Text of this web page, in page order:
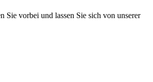
Sie vorbei und lassen Sie sich von unserer